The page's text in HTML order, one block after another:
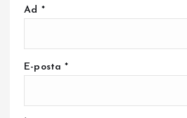
Ad *
E-posta*